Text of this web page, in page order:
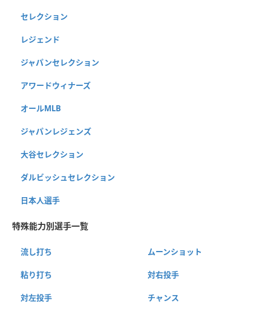
セレクション
レジェンド
ジャパンセレクション
アワードウィナーズ
オールMLB
ジャパンレジェンズ
大谷セレクション
ダルビッシュセレクション
日本人選手
特殊能力別選手一覧
流し打ち ムーンショット
粘り打ち 対右投手
対左投手 チャンス